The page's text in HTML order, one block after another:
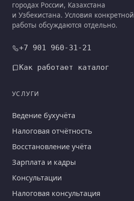
городах России, Казахстана
и Узбекистана. Условия конкретной
работы обсуждаются отдельно.
+7 901 960-31-21
Как работает каталог
УСЛУГИ
Ведение бухучёта
Налоговая отчётность
Восстановление учёта
Зарплата и кадры
Консультации
Налоговая консультация